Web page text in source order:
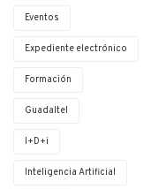
Eventos
Expediente electrónico
Formación
Guadaltel
I+D+i
Inteligencia Artificial